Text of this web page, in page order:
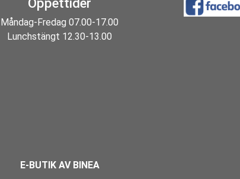
Måndag-Fredag 07.00-17.00
Lunchstängt 12.30-13.00
E-BUTIK AV BINEA